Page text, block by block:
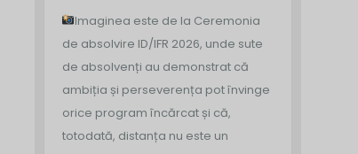
Imaginea este de la Ceremonia
de absolvire ID/IFR 2026, unde sute
de absolvenți au demonstrat că
ambiția și perseverența pot învinge
orice program încărcat și că,
totodată, distanța nu este un